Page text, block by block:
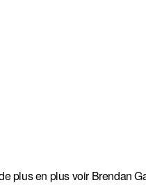
plus en plus voir Brendan